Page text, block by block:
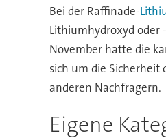
Bei der Raffinade-
Lithiumhydroxyd oder
November hatte die
sich um die
anderen Nachfragern.
Eigene